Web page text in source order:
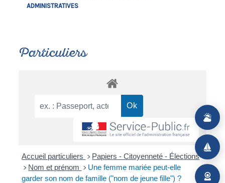
ADMINISTRATIVES
Particuliers
Accueil particuliers > Papiers - Citoyenneté - Élections
> Nom et prénom > Une femme mariée peut-elle
garder son nom de famille ("nom de jeune fille") ?